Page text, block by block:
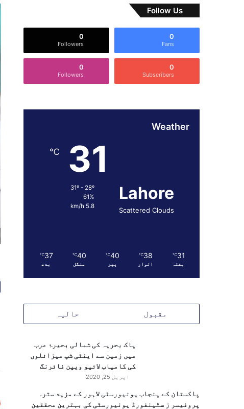
Follow Us
0
Fans
0
Followers
0
Subscribers
0
Followers
Weather
Lahore
Scattered Clouds
31
℃
31º - 28º
61%
5.8 km/h
31
℃
ہفتہ
38
℃
اتوار
40
℃
پیر
40
℃
منگل
37
℃
بدھ
مقبول حالیہ
پاک بحریہ کی شمالی بحیرۂ عرب
میں زمین سے اینٹی شپ میزائلوں
کی کامیاب لائیو ویپن فائرنگ
اپریل 25, 2020
پاکستان کے پنجاب یونیورسٹی لاہور کے مزید سترہ
پروفیسر ز سٹینفورڈ یونیورسٹی کی بہترین محققین